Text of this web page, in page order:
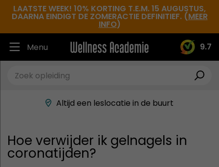
LAATSTE WEEK! 10% KORTING T.E.M. 15 AUGUSTUS,
DAARNA EINDIGT DE ZOMERACTIE DEFINITIEF. (MEER
INFO)
9.7
Menu
Ruim 30.000 tevreden studenten
Beste docenten in de branche
Altijd een leslocatie in de buurt
Hoe verwijder ik gelnagels in
coronatijden?